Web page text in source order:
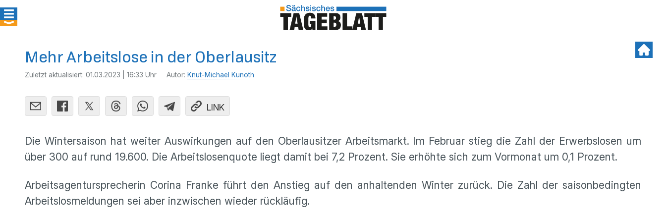
Mehr Arbeitslose in der Oberlausitz
Zuletzt aktualisiert: 01.03.2023 | 16:33 Uhr Autor: Knut-Michael Kunoth
LINK
Die Wintersaison hat weiter Auswirkungen auf den Oberlausitzer Arbeitsmarkt. Im Februar stieg die Zahl der Erwerbslosen um
über 300 auf rund 19.600. Die Arbeitslosenquote liegt damit bei 7,2 Prozent. Sie erhöhte sich zum Vormonat um 0,1 Prozent.
Arbeitsagentursprecherin Corina Franke führt den Anstieg auf den anhaltenden Winter zurück. Die Zahl der saisonbedingten
Arbeitslosmeldungen sei aber inzwischen wieder rückläufig.